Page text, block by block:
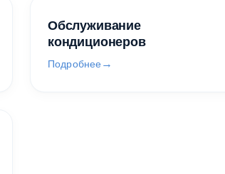
Обслуживание
кондиционеров
Подробнее